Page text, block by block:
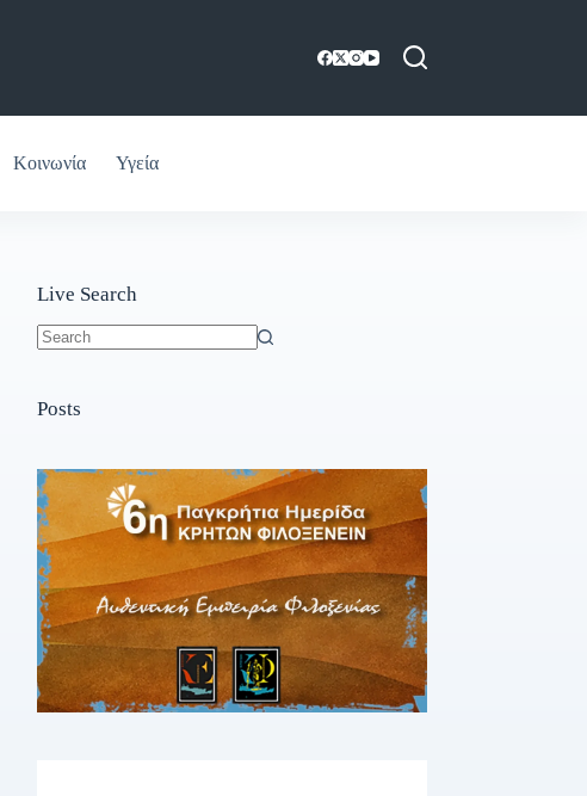
Κοινωνία Υγεία
Live Search
Posts